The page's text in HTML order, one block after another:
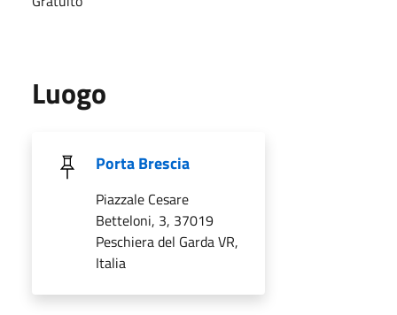
Luogo
Porta Brescia
Piazzale Cesare
Betteloni, 3, 37019
Peschiera del Garda VR,
Italia